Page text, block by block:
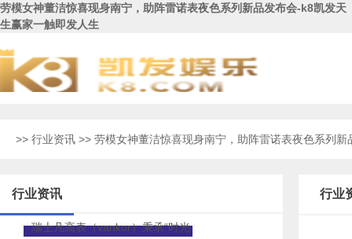
劳模女神董洁惊喜现身南宁，助阵雷诺表夜色系列新品发布会-k8凯发天
生赢家一触即发人生
>> 行业资讯 >> 劳模女神董洁惊喜现身南宁，助阵雷诺表夜色系列新
行业资讯
瑞士凡高表（vankor）秉承“时光
行业